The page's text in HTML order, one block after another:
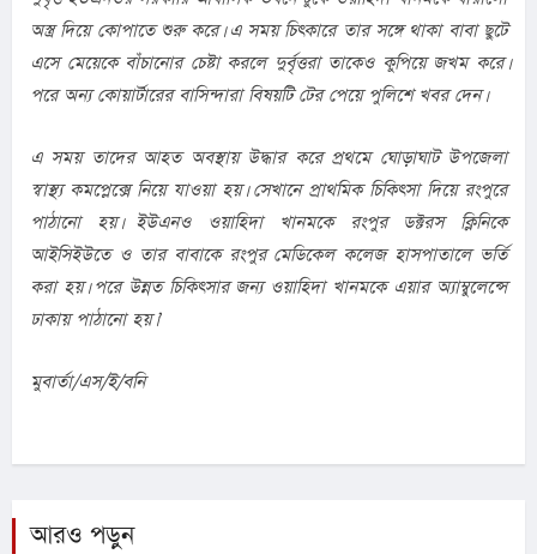
অস্ত্র দিয়ে কোপাতে শুরু করে। এ সময় চিৎকারে তার সঙ্গে থাকা বাবা ছুটে
এসে মেয়েকে বাঁচানোর চেষ্টা করলে দুর্বৃত্তরা তাকেও কুপিয়ে জখম করে।
পরে অন্য কোয়ার্টারের বাসিন্দারা বিষয়টি টের পেয়ে পুলিশে খবর দেন।
এ সময় তাদের আহত অবস্থায় উদ্ধার করে প্রথমে ঘোড়াঘাট উপজেলা
স্বাস্থ্য কমপ্লেক্সে নিয়ে যাওয়া হয়। সেখানে প্রাথমিক চিকিৎসা দিয়ে রংপুরে
পাঠানো হয়। ইউএনও ওয়াহিদা খানমকে রংপুর ডক্টরস ক্লিনিকে
আইসিইউতে ও তার বাবাকে রংপুর মেডিকেল কলেজ হাসপাতালে ভর্তি
করা হয়। পরে উন্নত চিকিৎসার জন্য ওয়াহিদা খানমকে এয়ার অ্যাম্বুলেন্সে
ঢাকায় পাঠানো হয়।’
মুবার্তা/এস/ই/বনি
আরও পড়ুন